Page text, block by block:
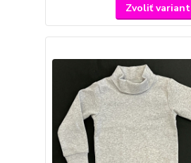
Zvoliť variant